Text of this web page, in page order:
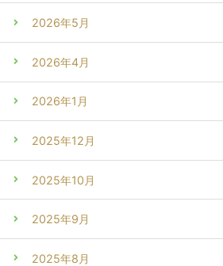
2026年5月
2026年4月
2026年1月
2025年12月
2025年10月
2025年9月
2025年8月